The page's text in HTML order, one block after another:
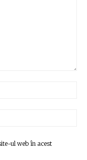
ul web în acest